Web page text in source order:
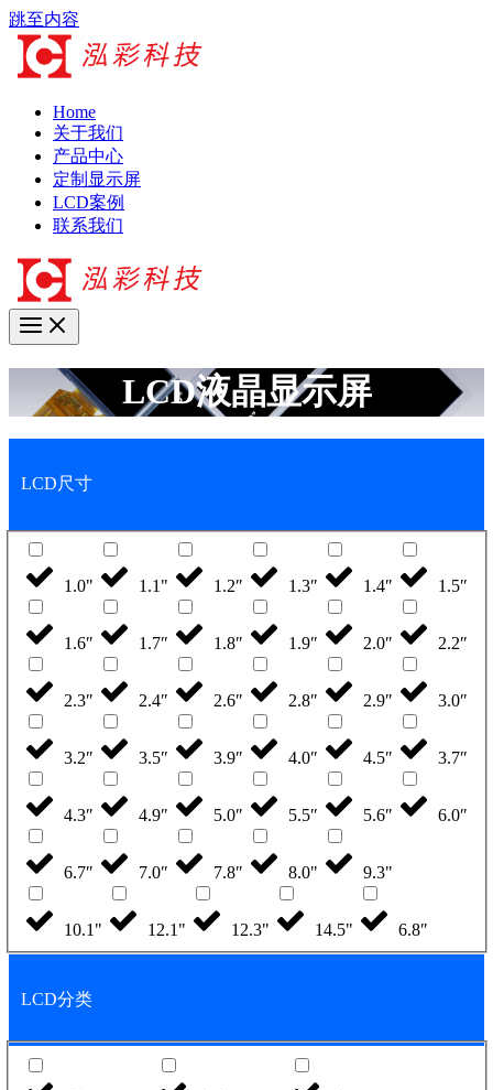
跳至内容
Home
关于我们
产品中心
定制显示屏
LCD案例
联系我们
LCD液晶显示屏
LCD尺寸
1.0" 1.1" 1.2″ 1.3″ 1.4″ 1.5″
1.6″ 1.7″ 1.8″ 1.9″ 2.0″ 2.2″
2.3″ 2.4″ 2.6″ 2.8″ 2.9″ 3.0″
3.2″ 3.5″ 3.9″ 4.0″ 4.5″ 3.7″
4.3″ 4.9″ 5.0″ 5.5″ 5.6″ 6.0″
6.7″ 7.0″ 7.8″ 8.0" 9.3"
10.1" 12.1" 12.3" 14.5" 6.8″
LCD分类